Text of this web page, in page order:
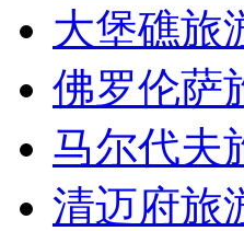
大堡礁旅
佛罗伦萨
马尔代夫
清迈府旅